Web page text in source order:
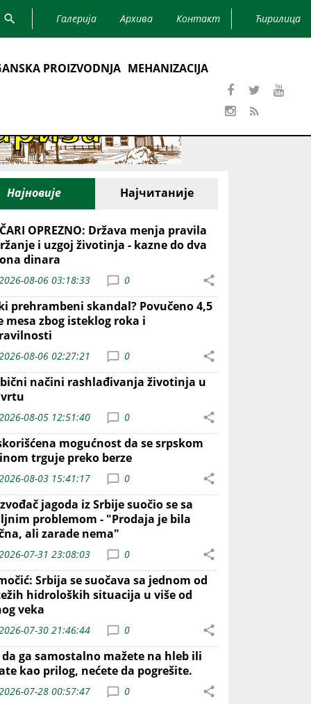
Галерија Архива Контакт Ћирилица
PROIZVODNJA MEHANIZACIJA
Најновије Најчитаније
OPREZNO: Država menja pravila
i uzgoj životinja - kazne do dva
dinara
08-06 03:18:33 0
prehrambeni skandal? Povučeno 4,5
mesa zbog isteklog roka i
08-06 02:27:21 0
načini rashlađivanja životinja u
vrtu
08-05 12:51:40 0
mogućnost da se srpskom
trguje preko berze
08-03 15:41:17 0
jagoda iz Srbije suočio se sa
problemom - "Prodaja je bila
ali zarade nema"
07-31 23:08:03 0
Srbija se suočava sa jednom od
hidroloških situacija u više od
veka
07-30 21:46:44 0
ga samostalno mažete na hleb ili
kao prilog, nećete da pogrešite.
07-28 00:57:47 0